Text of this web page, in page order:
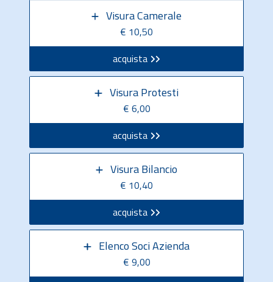
Visura Camerale
€ 10,50
acquista
Visura Protesti
€ 6,00
acquista
Visura Bilancio
€ 10,40
acquista
Elenco Soci Azienda
€ 9,00